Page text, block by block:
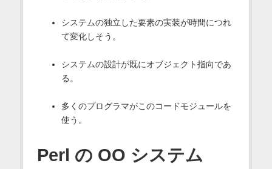
システムの独立した要素の実装が時間につれ
て変化しそう。
システムの設計が既にオブジェクト指向であ
る。
多くのプログラマがこのコードモジュールを
使う。
Perl の OO システム